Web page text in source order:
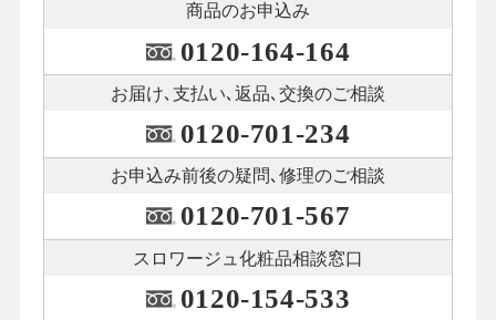
商品のお申込み
0120-164-164
お届け､支払い､ 返品､交換のご相談
0120-701-234
お申込み前後の疑問､修理のご相談
0120-701-567
スロワージュ化粧品相談窓口
0120-154-533